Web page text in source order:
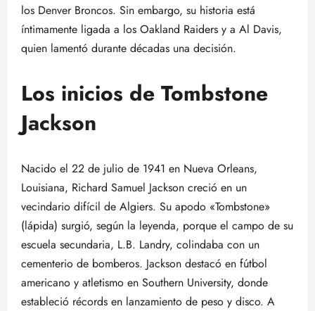
los Denver Broncos. Sin embargo, su historia está
íntimamente ligada a los Oakland Raiders y a Al Davis,
quien lamentó durante décadas una decisión.
Los inicios de Tombstone
Jackson
Nacido el 22 de julio de 1941 en Nueva Orleans,
Louisiana, Richard Samuel Jackson creció en un
vecindario difícil de Algiers. Su apodo «Tombstone»
(lápida) surgió, según la leyenda, porque el campo de su
escuela secundaria, L.B. Landry, colindaba con un
cementerio de bomberos. Jackson destacó en fútbol
americano y atletismo en Southern University, donde
estableció récords en lanzamiento de peso y disco. A